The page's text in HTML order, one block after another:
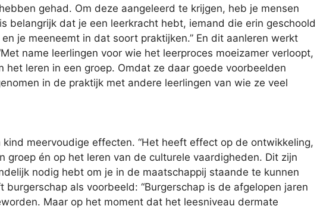
gehad. Om deze aangeleerd te krijgen, heb je mensen
belangrijk dat je een leerkracht hebt, iemand die erin geschoold
je meeneemt in dat soort praktijken.” En dit aanleren werkt
name leerlingen voor wie het leerproces moeizamer verloopt,
het leren in een groep. Omdat ze daar goede voorbeelden
in de praktijk met andere leerlingen van wie ze veel
meervoudige effecten. “Het heeft effect op de ontwikkeling,
groep én op het leren van de culturele vaardigheden. Dit zijn
nodig hebt om je in de maatschappij staande te kunnen
burgerschap als voorbeeld: “Burgerschap is de afgelopen jaren
Maar op het moment dat het leesniveau dermate